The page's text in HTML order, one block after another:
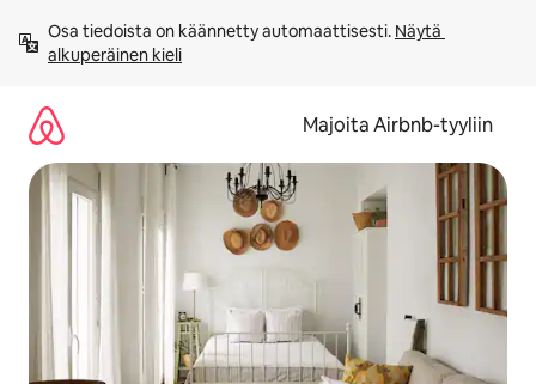
sisältö
väliin
Osa tiedoista on käännetty automaattisesti. Näytä
alkuperäinen kieli
Majoita Airbnb-tyyliin